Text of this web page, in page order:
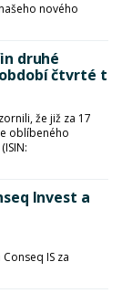
nového
druhé
čtvrté t
že již za 17
oblíbeného
Invest a
IS za